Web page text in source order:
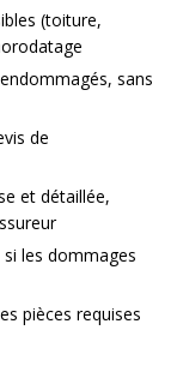
(toiture,
sans
de
et détaillée,
si les dommages
pièces requises